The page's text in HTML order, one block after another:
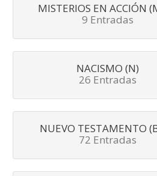
MISTERIOS EN ACCIÓN
9 Entradas
NACISMO (N)
26 Entradas
NUEVO TESTAMENTO
72 Entradas